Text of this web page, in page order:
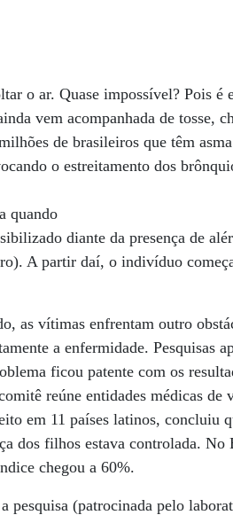
o ar. Quase impossível? Pois é
vem acompanhada de tosse,
de brasileiros que têm
o estreitamento dos
quando
diante da presença de
A partir daí, o indivíduo
as vítimas enfrentam outro
a enfermidade. Pesquisas
ficou patente com os
reúne entidades médicas de
em 11 países latinos, concluiu
dos filhos estava controlada.
chegou a 60%.
pesquisa (patrocinada pelo